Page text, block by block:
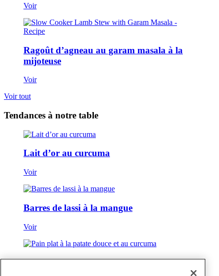
Voir
Ragoût d’agneau au garam masala à la
mijoteuse
Voir
Voir tout
Tendances à notre table
Lait d’or au curcuma
Voir
Barres de lassi à la mangue
Voir
Pain plat à la patate douce et au curcuma